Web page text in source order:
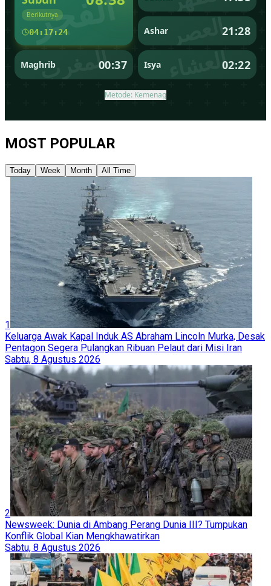
MOST POPULAR
Today Week Month All Time
1
Keluarga Awak Kapal Induk AS Abraham Lincoln Murka, Desak
Pentagon Segera Pulangkan Ribuan Pelaut dari Misi Iran
Sabtu, 8 Agustus 2026
2
Newsweek: Dunia di Ambang Perang Dunia III? Tumpukan
Konflik Global Kian Mengkhawatirkan
Sabtu, 8 Agustus 2026